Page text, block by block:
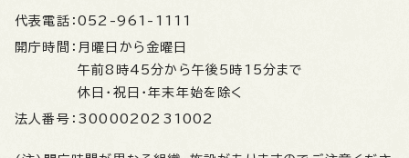
代表電話： 052-961-1111
開庁時間： 月曜日から金曜日
午前8時45分から午後5時15分まで
休日・祝日・年末年始を除く
法人番号： 3000020231002